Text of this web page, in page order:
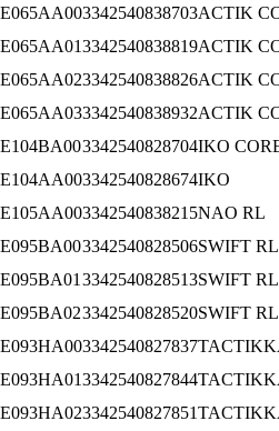
E065AA003342540838703ACTIK
E065AA013342540838819ACTIK
E065AA023342540838826ACTIK
E065AA033342540838932ACTIK
E104BA003342540828704IKO
E104AA003342540828674IKO
E105AA003342540838215NAO RL
E095BA003342540828506SWIFT RL
E095BA01 3342540828513SWIFT RL
E095BA023342540828520SWIFT RL
E093HA003342540827837
E093HA013342540827844
E093HA023342540827851